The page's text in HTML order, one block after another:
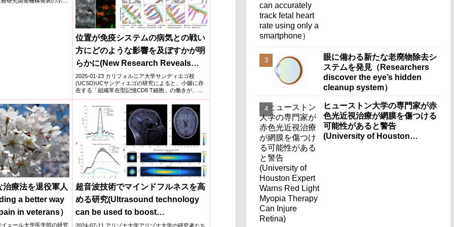
位置が免疫システムの病気との戦い
方にどのような影響を及ぼすかが明
らかに(New Research Reveals
How Location Influences How Our
Immune System Fights Disease)
2025-01-23 カリフォルニア大学サンディエゴ校
(UCSD)UCサンディエゴの研究によると、小腸に存
在する「組織常在型記憶CD8 T細胞」の働きが、そ
療法を退役軍人
a better way
in veterans）
ェール大学医学部の研究
超音波技術でマインドフルネスを高
める研究(Ultrasound technology
can be used to boost
mindfulness, study finds)
2024-07-11 アリゾナ大学アリゾナ大学の研究者たち
眼に備わる新たな老廃物除去シ
ステムを発見（Researchers
discover the eye’s hidden
cleanup system）
ヒューストン大学の専門家が赤
色光近視治療が網膜を傷つける
可能性があると警告
(University of Houston